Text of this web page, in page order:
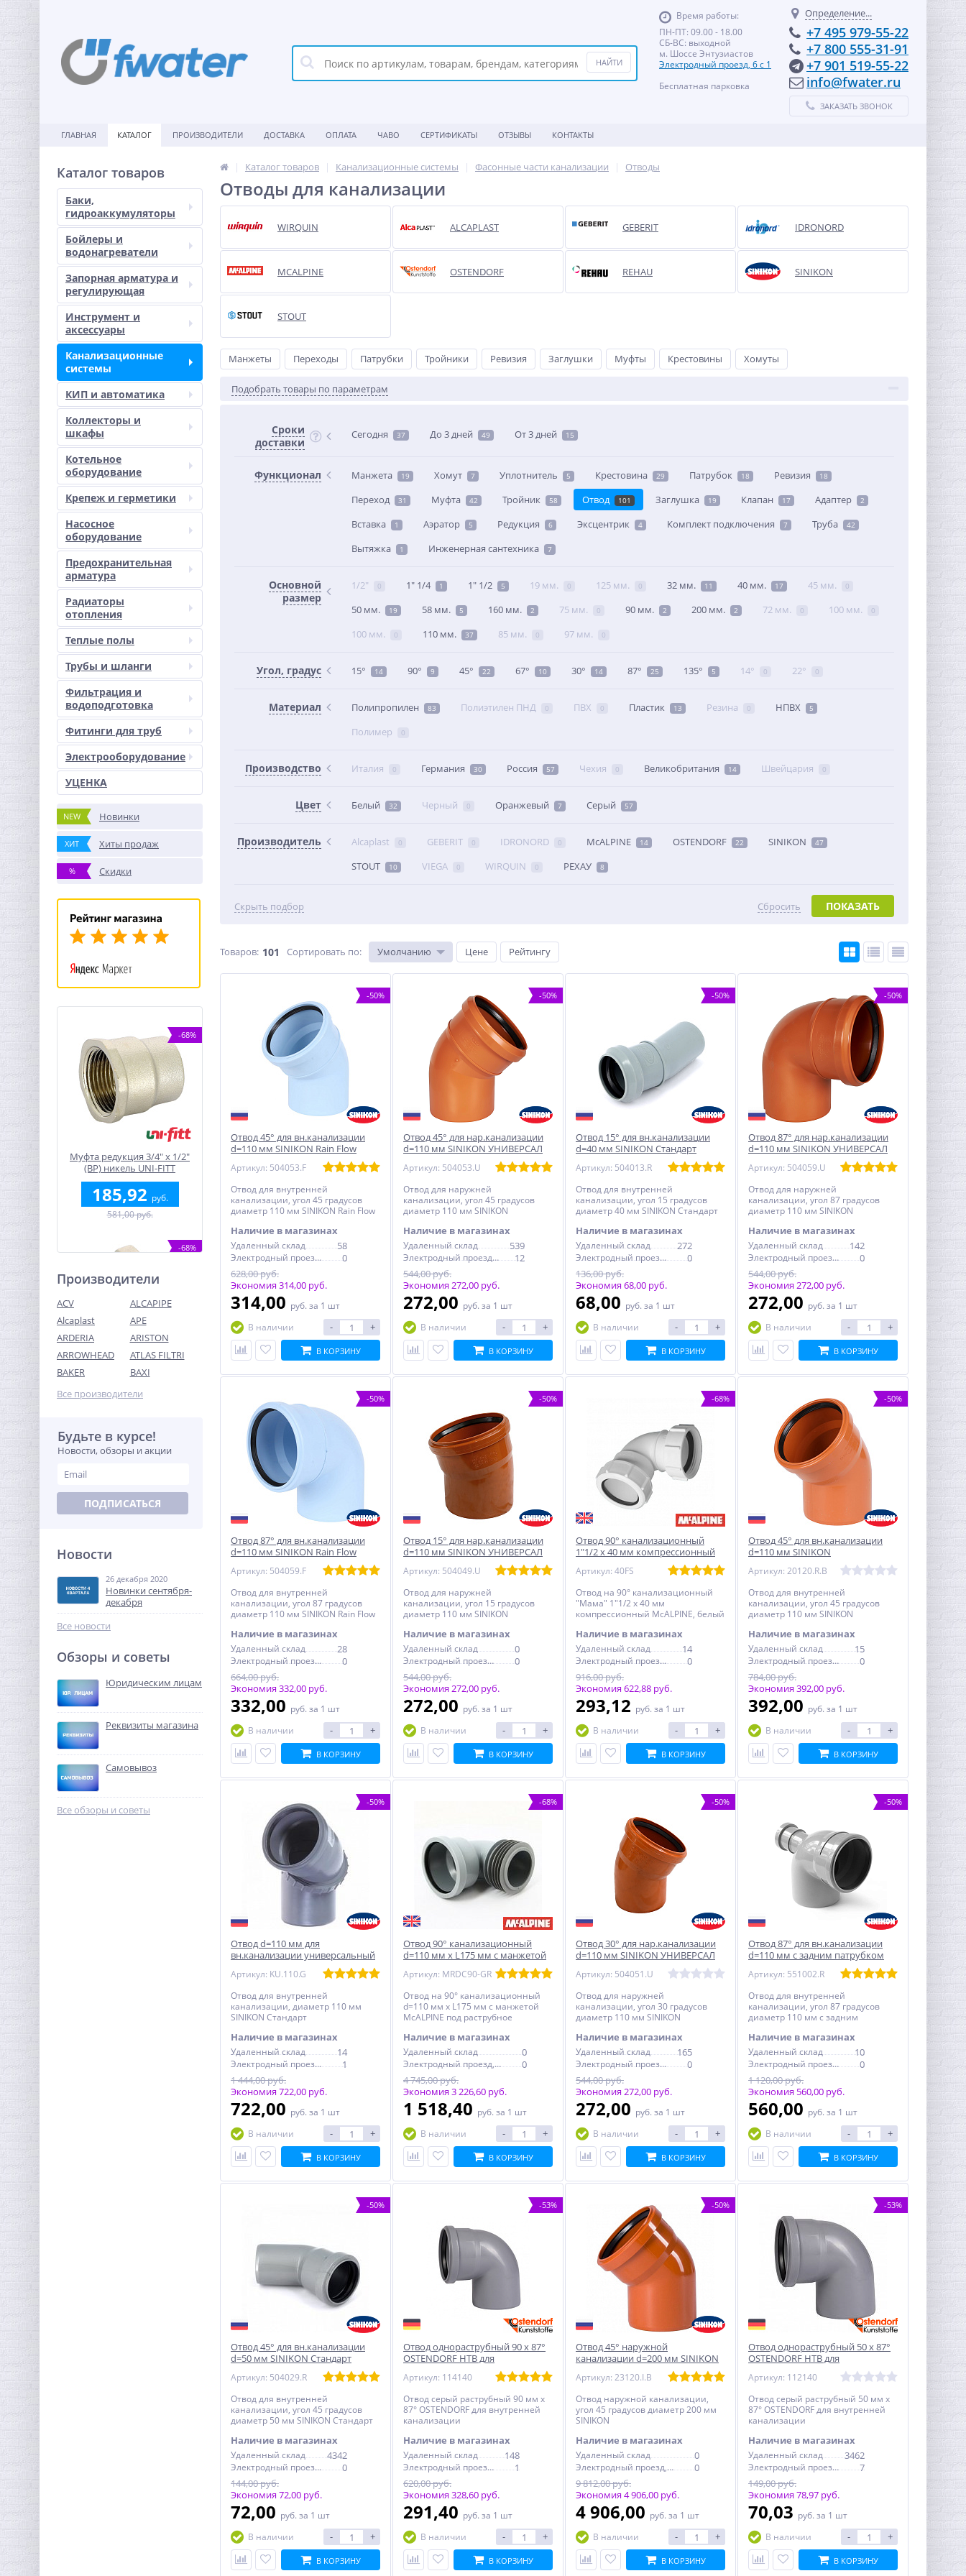
Время работы:
ПН-ПТ: 09.00 - 18.00
СБ-ВС: выходной
м. Шоссе Энтузиастов
Электродный проезд, 6 с 1
Бесплатная парковка
Определение...
+7 495 979-55-22
+7 800 555-31-91
+7 901 519-55-22
info@fwater.ru
ЗАКАЗАТЬ ЗВОНОК
ГЛАВНАЯ КАТАЛОГ ПРОИЗВОДИТЕЛИ ДОСТАВКА ОПЛАТА ЧАВО СЕРТИФИКАТЫ ОТЗЫВЫ КОНТАКТЫ
Каталог товаров
Баки,
гидроаккумуляторы
Бойлеры и
водонагреватели
Запорная арматура и
регулирующая
Инструмент и
аксессуары
Канализационные
системы
КИП и автоматика
Коллекторы и
шкафы
Котельное
оборудование
Крепеж и герметики
Насосное
оборудование
Предохранительная
арматура
Радиаторы
отопления
Теплые полы
Трубы и шланги
Фильтрация и
водоподготовка
Фитинги для труб
Электрооборудование
УЦЕНКА
NEW Новинки
ХИТ Хиты продаж
% Скидки
-68%
Муфта редукция 3/4" x 1/2"
(ВР) никель UNI-FITT
185,92 руб.
581,00 руб.
-68%
Ниппель редукция 1" x 3/4"
(НР) никель UNI-FITT
233,92
Переходник резьбовой
1/2" х 3/8" ВН никель UNI-
FITT
138,56
Сгон резьбовой (НР) 1" x
150 мм UNI-FITT
Производители
ACV
ALCAPIPE
Alcaplast
APE
ARDERIA
ARISTON
ARROWHEAD
ATLAS FILTRI
BAKER
BAXI
Все производители
Будьте в курсе!
Новости, обзоры и акции
ПОДПИСАТЬСЯ
Новости
26 декабря 2020
Новинки сентября-
декабря
Все новости
Обзоры и советы
Юридическим лицам
Реквизиты магазина
Самовывоз
Все обзоры и советы
Каталог товаров Канализационные системы Фасонные части канализации Отводы
Отводы для канализации
WIRQUIN ALCAPLAST GEBERIT IDRONORD
MCALPINE OSTENDORF REHAU SINIKON
STOUT
Манжеты Переходы Патрубки Тройники Ревизия Заглушки Муфты Крестовины Хомуты
Подобрать товары по параметрам
Сроки
доставки
Сегодня 37 До 3 дней 49 От 3 дней 15
Функционал Манжета 19 Хомут 7 Уплотнитель 5 Крестовина 29 Патрубок 18 Ревизия 18
Переход 31 Муфта 42 Тройник 58 Отвод 101 Заглушка 19 Клапан 17 Адаптер 2
Вставка 1 Аэратор 5 Редукция 6 Эксцентрик 4 Комплект подключения 7 Труба 42
Вытяжка 1 Инженерная сантехника 7
Основной
размер
1/2" 0 1" 1/4 1 1" 1/2 5 19 мм. 0 125 мм. 0 32 мм. 11 40 мм. 17 45 мм. 0
50 мм. 19 58 мм. 5 160 мм. 2 75 мм. 0 90 мм. 2 200 мм. 2 72 мм. 0 100 мм. 0
100 мм. 0 110 мм. 37 85 мм. 0 97 мм. 0
Угол, градус 15° 14 90° 9 45° 22 67° 10 30° 14 87° 25 135° 5 14° 0 22° 0
Материал Полипропилен 83 Полиэтилен ПНД 0 ПВХ 0 Пластик 13 Резина 0 НПВХ 5
Полимер 0
Производство Италия 0 Германия 30 Россия 57 Чехия 0 Великобритания 14 Швейцария 0
Цвет Белый 32 Черный 0 Оранжевый 7 Серый 57
Производитель Alcaplast 0 GEBERIT 0 IDRONORD 0 McALPINE 14 OSTENDORF 22 SINIKON 47
STOUT 10 VIEGA 0 WIRQUIN 0 РЕХАУ 8
Скрыть подбор ПОКАЗАТЬ
Сбросить
Товаров: 101 Сортировать по: Умолчанию Цене Рейтингу
-50%
Отвод 45° для вн.канализации
d=110 мм SINIKON Rain Flow
Артикул: 504053.F
Отвод для внутренней
канализации, угол 45 градусов
диаметр 110 мм SINIKON Rain Flow
Наличие в магазинах
Удаленный склад 58
Электродный проезд, 6с1
0
628,00 руб.
Экономия 314,00 руб.
314,00 руб. за 1 шт
В наличии
- +
В КОРЗИНУ
-50%
Отвод 45° для нар.канализации
d=110 мм SINIKON УНИВЕРСАЛ
Артикул: 504053.U
Отвод для наружней
канализации, угол 45 градусов
диаметр 110 мм SINIKON
Наличие в магазинах
Удаленный склад 539
Электродный проезд, 6с1
12
544,00 руб.
Экономия 272,00 руб.
272,00 руб. за 1 шт
В наличии
- +
В КОРЗИНУ
-50%
Отвод 15° для вн.канализации
d=40 мм SINIKON Стандарт
Артикул: 504013.R
Отвод для внутренней
канализации, угол 15 градусов
диаметр 40 мм SINIKON Стандарт
Наличие в магазинах
Удаленный склад 272
Электродный проезд, 6с1
0
136,00 руб.
Экономия 68,00 руб.
68,00 руб. за 1 шт
В наличии
- +
В КОРЗИНУ
-50%
Отвод 87° для нар.канализации
d=110 мм SINIKON УНИВЕРСАЛ
Артикул: 504059.U
Отвод для наружней
канализации, угол 87 градусов
диаметр 110 мм SINIKON
Наличие в магазинах
Удаленный склад 142
Электродный проезд, 6с1
0
544,00 руб.
Экономия 272,00 руб.
272,00 руб. за 1 шт
В наличии
- +
В КОРЗИНУ
-50%
Отвод 87° для вн.канализации
d=110 мм SINIKON Rain Flow
Артикул: 504059.F
Отвод для внутренней
канализации, угол 87 градусов
диаметр 110 мм SINIKON Rain Flow
Наличие в магазинах
Удаленный склад 28
Электродный проезд, 6с1
0
664,00 руб.
Экономия 332,00 руб.
332,00 руб. за 1 шт
В наличии
- +
В КОРЗИНУ
-50%
Отвод 15° для нар.канализации
d=110 мм SINIKON УНИВЕРСАЛ
Артикул: 504049.U
Отвод для наружней
канализации, угол 15 градусов
диаметр 110 мм SINIKON
Наличие в магазинах
Удаленный склад 0
Электродный проезд, 6с1
0
544,00 руб.
Экономия 272,00 руб.
272,00 руб. за 1 шт
В наличии
- +
В КОРЗИНУ
-68%
Отвод 90° канализационный
1"1/2 x 40 мм компрессионный
Артикул: 40FS
Отвод на 90° канализационный
"Мама" 1"1/2 x 40 мм
компрессионный McALPINE, белый
Наличие в магазинах
Удаленный склад 14
Электродный проезд, 6с1
0
916,00 руб.
Экономия 622,88 руб.
293,12 руб. за 1 шт
В наличии
- +
В КОРЗИНУ
-50%
Отвод 45° для вн.канализации
d=110 мм SINIKON
Артикул: 20120.R.B
Отвод для внутренней
канализации, угол 45 градусов
диаметр 110 мм SINIKON
Наличие в магазинах
Удаленный склад 15
Электродный проезд, 6с1
0
784,00 руб.
Экономия 392,00 руб.
392,00 руб. за 1 шт
В наличии
- +
В КОРЗИНУ
-50%
Отвод d=110 мм для
вн.канализации универсальный
Артикул: KU.110.G
Отвод для внутренней
канализации, диаметр 110 мм
SINIKON Стандарт
Наличие в магазинах
Удаленный склад 14
Электродный проезд, 6с1
1
1 444,00 руб.
Экономия 722,00 руб.
722,00 руб. за 1 шт
В наличии
- +
В КОРЗИНУ
-68%
Отвод 90° канализационный
d=110 мм x L175 мм с манжетой
McALPINE под раструб.
Артикул: MRDC90-GR
Отвод на 90° канализационный
d=110 мм x L175 мм с манжетой
McALPINE под раструбное
Наличие в магазинах
Удаленный склад 0
Электродный проезд, 6с1
0
4 745,00 руб.
Экономия 3 226,60 руб.
1 518,40 руб. за 1 шт
В наличии
- +
В КОРЗИНУ
-50%
Отвод 30° для нар.канализации
d=110 мм SINIKON УНИВЕРСАЛ
Артикул: 504051.U
Отвод для наружней
канализации, угол 30 градусов
диаметр 110 мм SINIKON
Наличие в магазинах
Удаленный склад 165
Электродный проезд, 6с1
0
544,00 руб.
Экономия 272,00 руб.
272,00 руб. за 1 шт
В наличии
- +
В КОРЗИНУ
-50%
Отвод 87° для вн.канализации
d=110 мм с задним патрубком
d=50 мм SINIKON Стандарт
Артикул: 551002.R
Отвод для внутренней
канализации, угол 87 градусов
диаметр 110 мм с задним
Стандарт
Наличие в магазинах
Удаленный склад 10
Электродный проезд, 6с1
0
1 120,00 руб.
Экономия 560,00 руб.
560,00 руб. за 1 шт
В наличии
- +
В КОРЗИНУ
-50%
Отвод 45° для вн.канализации
d=50 мм SINIKON Стандарт
Артикул: 504029.R
Отвод для внутренней
канализации, угол 45 градусов
диаметр 50 мм SINIKON Стандарт
Наличие в магазинах
Удаленный склад 4342
Электродный проезд, 6с1
0
144,00 руб.
Экономия 72,00 руб.
72,00 руб. за 1 шт
В наличии
- +
В КОРЗИНУ
-53%
Отвод однораструбный 90 х 87°
OSTENDORF HTB для
Артикул: 114140
Отвод серый раструбный 90 мм х
87° OSTENDORF для внутренней
канализации
Наличие в магазинах
Удаленный склад 148
Электродный проезд, 6с1
1
620,00 руб.
Экономия 328,60 руб.
291,40 руб. за 1 шт
В наличии
- +
В КОРЗИНУ
-50%
Отвод 45° наружной
канализации d=200 мм SINIKON
Артикул: 23120.I.B
Отвод наружной канализации,
угол 45 градусов диаметр 200 мм
SINIKON
Наличие в магазинах
Удаленный склад 0
Электродный проезд, 6с1
0
9 812,00 руб.
Экономия 4 906,00 руб.
4 906,00 руб. за 1 шт
В наличии
- +
В КОРЗИНУ
-53%
Отвод однораструбный 50 х 87°
OSTENDORF HTB для
Артикул: 112140
Отвод серый раструбный 50 мм х
87° OSTENDORF для внутренней
канализации
Наличие в магазинах
Удаленный склад 3462
Электродный проезд, 6с1
7
149,00 руб.
Экономия 78,97 руб.
70,03 руб. за 1 шт
В наличии
- +
В КОРЗИНУ